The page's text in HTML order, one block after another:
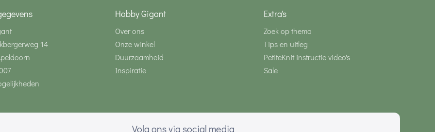
14
Hobby Gigant
Over ons
Onze winkel
Duurzaamheid
Inspiratie
Extra's
Zoek op thema
Tips en uitleg
PetiteKnit instructie video's
Sale
Volg ons via social media